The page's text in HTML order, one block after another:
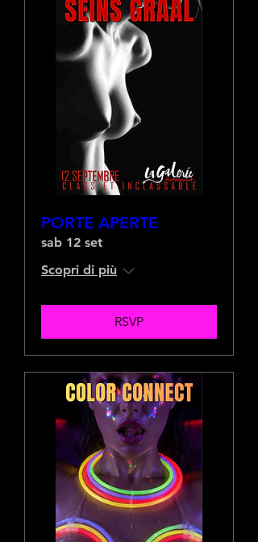
PORTE APERTE
sab 12 set
Scopri di più
RSVP